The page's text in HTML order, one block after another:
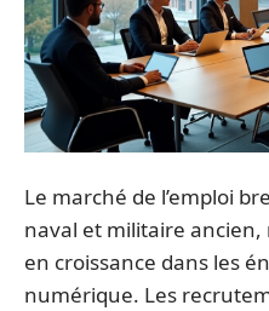
Le marché de l’emploi
naval et militaire
en croissance dans les
numérique. Les